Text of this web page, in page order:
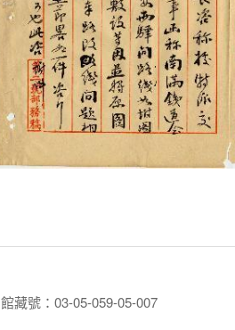
館藏號：03-05-059-05-007